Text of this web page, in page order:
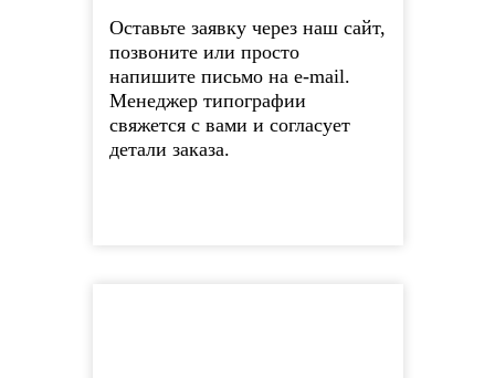
Оставьте заявку через наш сайт,
позвоните или просто
напишите письмо на e-mail.
Менеджер типографии
свяжется с вами и согласует
детали заказа.